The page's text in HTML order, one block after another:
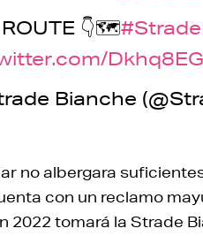
👇🗺️
Bianche
no albergara
con un reclamo
2022 tomará la Strade